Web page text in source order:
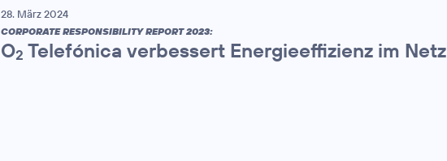
28. März 2024
CORPORATE RESPONSIBILITY REPORT 2023:
O2 Telefónica verbessert Energieeffizienz im Netz